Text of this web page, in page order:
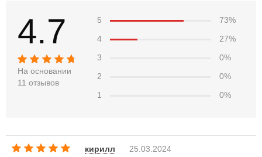
4.7
На основании
11 отзывов
5
73%
4
27%
3
0%
2
0%
1
0%
кирилл
25.03.2024